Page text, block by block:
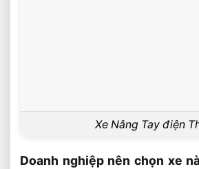
Xe Nâng Tay điện
Doanh nghiệp nên chọn xe